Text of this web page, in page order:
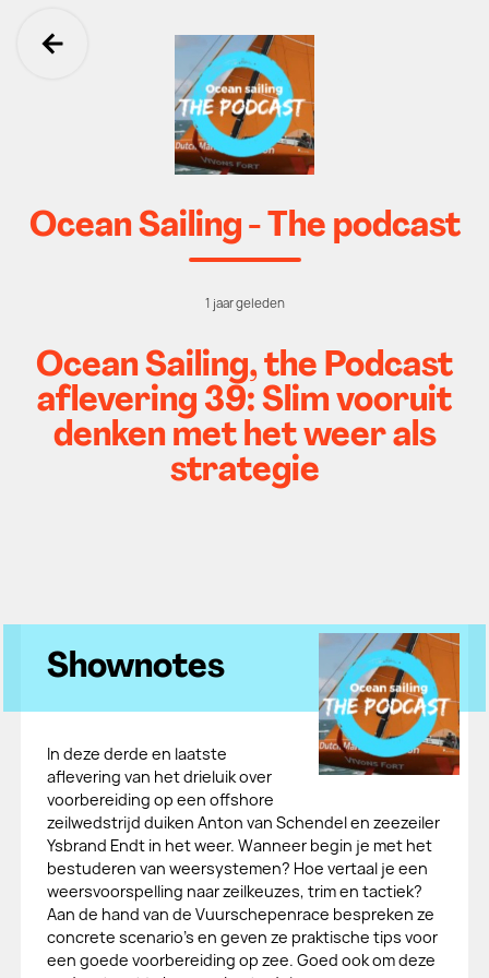
Ga terug
Ocean Sailing - The podcast
1 jaar geleden
Ocean Sailing, the Podcast
aflevering 39: Slim vooruit
denken met het weer als
strategie
Shownotes
In deze derde en laatste
aflevering van het drieluik over
voorbereiding op een offshore
zeilwedstrijd duiken Anton van Schendel en zeezeiler
Ysbrand Endt in het weer. Wanneer begin je met het
bestuderen van weersystemen? Hoe vertaal je een
weersvoorspelling naar zeilkeuzes, trim en tactiek?
Aan de hand van de Vuurschepenrace bespreken ze
concrete scenario's en geven ze praktische tips voor
een goede voorbereiding op zee. Goed ook om deze